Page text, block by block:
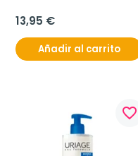
13,95 €
Añadir al carrito
favorite_border